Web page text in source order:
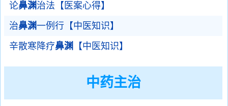
论鼻渊治法【医案心得】
治鼻渊一例行【中医知识】
辛散寒降疗鼻渊 【中医知识】
中药主治